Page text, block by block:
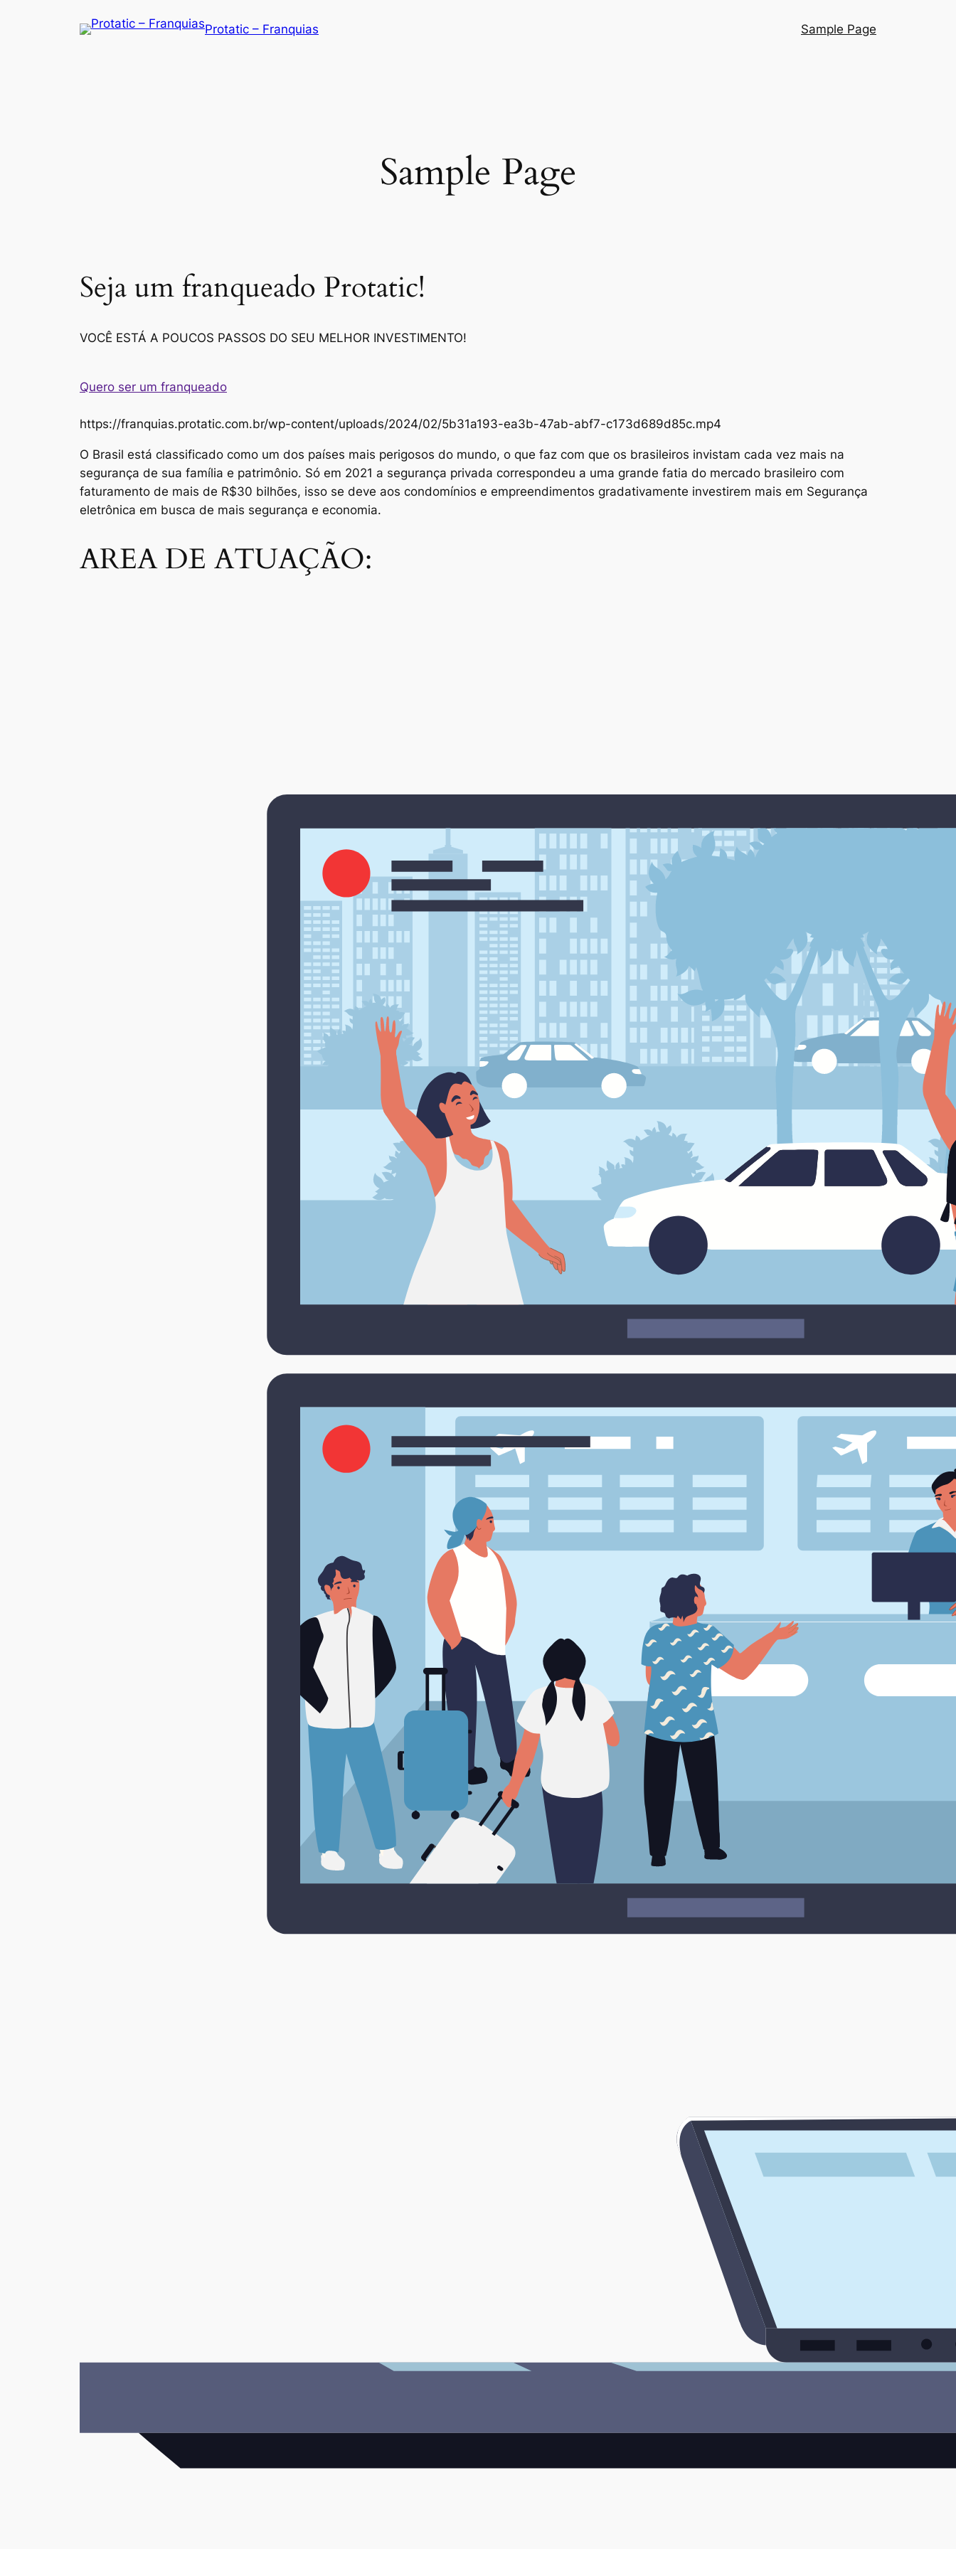
Protatic – Franquias Sample Page
Sample Page
Seja um franqueado Protatic!
VOCÊ ESTÁ A POUCOS PASSOS DO SEU MELHOR INVESTIMENTO!
Quero ser um franqueado
https://franquias.protatic.com.br/wp-content/uploads/2024/02/5b31a193-ea3b-47ab-abf7-c173d689d85c.mp4
O Brasil está classificado como um dos países mais perigosos do mundo, o que faz com que os brasileiros invistam cada vez mais na
segurança de sua família e patrimônio. Só em 2021 a segurança privada correspondeu a uma grande fatia do mercado brasileiro com
faturamento de mais de R$30 bilhões, isso se deve aos condomínios e empreendimentos gradativamente investirem mais em Segurança
eletrônica em busca de mais segurança e economia.
AREA DE ATUAÇÃO: